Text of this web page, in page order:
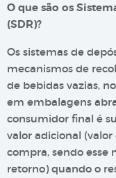
O que são os
(SDR)?
Os sistemas de
mecanismos de
de bebidas vazias,
em embalagens
consumidor final é
valor adicional
compra, sendo
retorno) quando o